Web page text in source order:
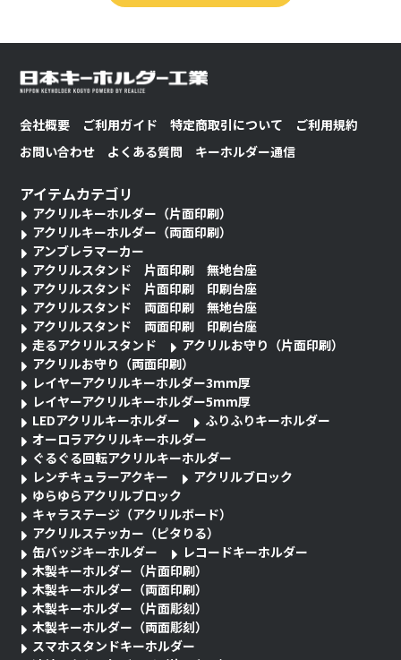
会社概要 ご利用ガイド 特定商取引について
ご利用規約
お問い合わせ
よくある質問 キーホルダー通信
アイテムカテゴリ
アクリルキーホルダー（片面印刷）
アクリルキーホルダー（両面印刷）
アンブレラマーカー
アクリルスタンド 片面印刷 無地台座
アクリルスタンド 片面印刷 印刷台座
アクリルスタンド 両面印刷 無地台座
アクリルスタンド 両面印刷 印刷台座
走るアクリルスタンド
アクリルお守り（片面印刷）
アクリルお守り（両面印刷）
レイヤーアクリルキーホルダー3mm厚
レイヤーアクリルキーホルダー5mm厚
LEDアクリルキーホルダー
ふりふりキーホルダー
オーロラアクリルキーホルダー
ぐるぐる回転アクリルキーホルダー
レンチキュラーアクキー
アクリルブロック
ゆらゆらアクリルブロック
キャラステージ（アクリルボード）
アクリルステッカー（ピタりる）
缶バッジキーホルダー
レコードキーホルダー
木製キーホルダー（片面印刷）
木製キーホルダー（両面印刷）
木製キーホルダー（片面彫刻）
木製キーホルダー（両面彫刻）
スマホスタンドキーホルダー